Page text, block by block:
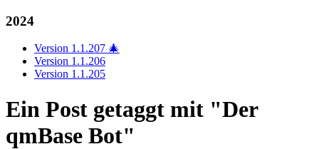
2024
Version 1.1.207 🎄
Version 1.1.206
Version 1.1.205
Ein Post getaggt mit "Der
qmBase Bot"